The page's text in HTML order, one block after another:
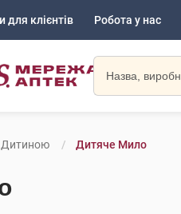
для клієнтів Робота у нас
Дитиною Дитяче Мило